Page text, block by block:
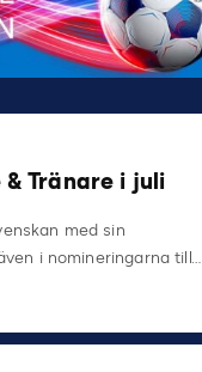
Tränare i juli
med sin
i nomineringarna till…